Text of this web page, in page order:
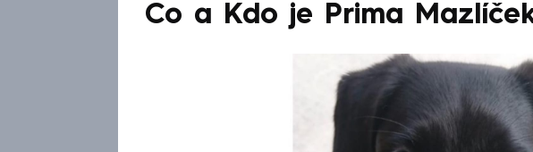
Co a Kdo je Prima